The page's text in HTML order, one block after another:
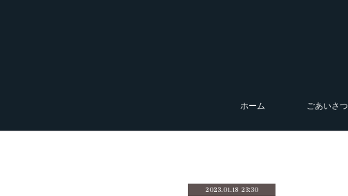
ホーム ごあいさつ
2023.01.18 23:30